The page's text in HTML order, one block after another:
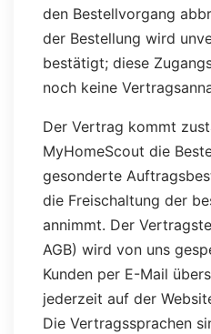
den Bestellvorgang
der Bestellung wird
bestätigt; diese
noch keine
Der Vertrag kommt
MyHomeScout die
gesonderte
die Freischaltung der
annimmt. Der
AGB) wird von uns
Kunden per E-Mail
jederzeit auf der
Die Vertragssprachen